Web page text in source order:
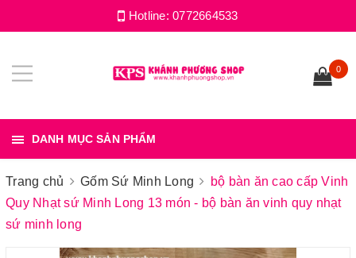
Hotline:0772664533
0
DANH MỤC SẢN PHẨM
Trang chủ Gốm Sứ Minh Long
bộ bàn ăn cao cấp Vinh
Quy Nhạt sứ Minh Long 13 món - bộ bàn ăn vinh quy nhạt
sứ minh long